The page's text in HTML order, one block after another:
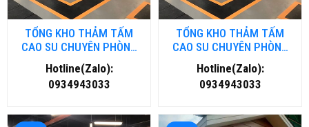
TỔNG KHO THẢM TẤM
CAO SU CHUYÊN PHÒNG
GYM- FITNESS TẠI ĐÀ
NẴNG
Hotline(Zalo):
0934943033
TỔNG KHO THẢM TẤM
CAO SU CHUYÊN PHÒNG
GYM- FITNESS TẠI HÀ NỘI
Hotline(Zalo):
0934943033